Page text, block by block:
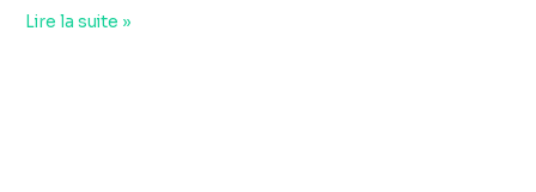
Lire la suite »